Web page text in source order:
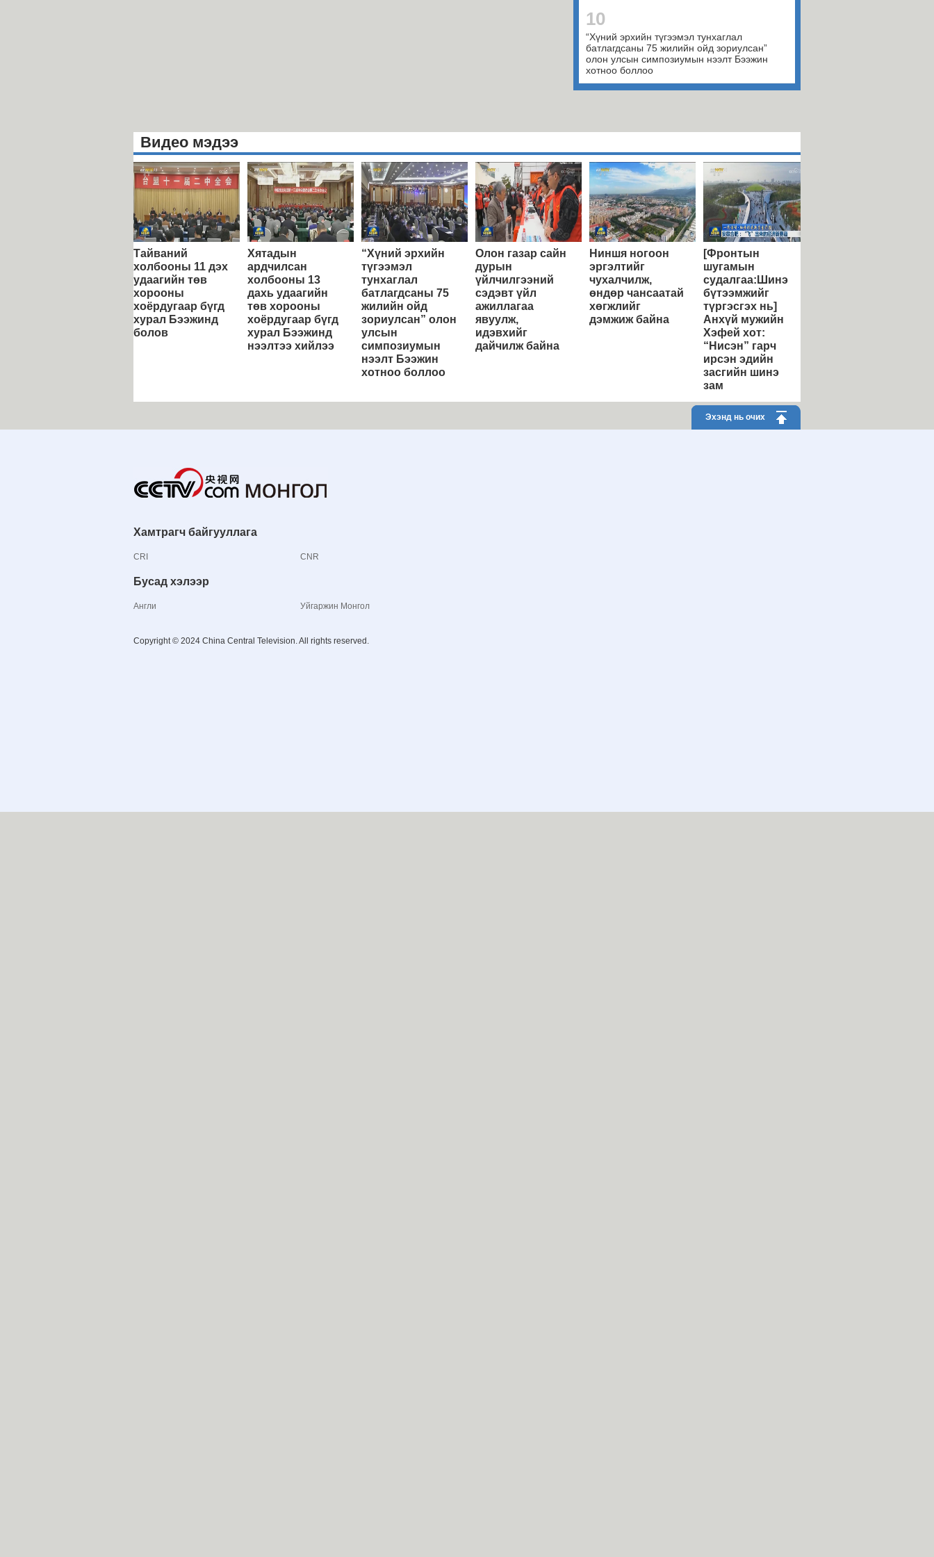
10
“Хүний эрхийн түгээмэл тунхаглал
батлагдсаны 75 жилийн ойд зориулсан”
олон улсын симпозиумын нээлт Бээжин
хотноо боллоо
Видео мэдээ
Тайваний
холбооны 11 дэх
удаагийн төв
хорооны
хоёрдугаар бүгд
хурал Бээжинд
болов
Хятадын
ардчилсан
холбооны 13
дахь удаагийн
төв хорооны
хоёрдугаар бүгд
хурал Бээжинд
нээлтээ хийлээ
“Хүний эрхийн
түгээмэл
тунхаглал
батлагдсаны 75
жилийн ойд
зориулсан” олон
улсын
симпозиумын
нээлт Бээжин
хотноо боллоо
Олон газар сайн
дурын
үйлчилгээний
сэдэвт үйл
ажиллагаа
явуулж,
идэвхийг
дайчилж байна
Ниншя ногоон
эргэлтийг
чухалчилж,
өндөр чансаатай
хөгжлийг
дэмжиж байна
[Фронтын
шугамын
судалгаа:Шинэ
бүтээмжийг
түргэсгэх нь]
Анхүй мужийн
Хэфей хот:
“Нисэн” гарч
ирсэн эдийн
засгийн шинэ
зам
Эхэнд нь очих
Хамтрагч байгууллага
CRI CNR
Бусад хэлээр
Англи Уйгаржин Монгол
Copyright © 2024 China Central Television. All rights reserved.